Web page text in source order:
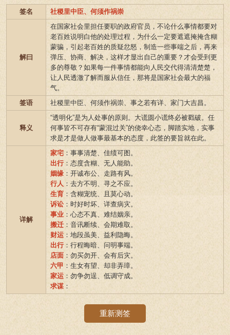
签名 社稷里中臣、何须作祸崇
解曰
在国家社会里担任要职的政府官员，不论什么事情都要对
老百姓说明白他的处理过程，为什么一定要遮遮掩掩含糊
蒙骗，引起老百姓的质疑忿怒，制造一些事端之后，再来
弹压、协商、解决，这样才显出自己的重要？才会受到更
多的尊敬？如果每一件事情都能向人民交代得清清楚楚，
让人民透澈了解而服从信任，那将是国家社会最大的福
气。
签语
社稷里中臣、何须作祸崇、事之若有详、家门大吉昌。
释义
“透明化”是为人处事的原则。大谎圆小谎终必被戳破。任
何事皆不可存有“蒙混过关”的侥幸心态，脚踏实地，实事
求是才是做人做事最基本的态度，此签的要旨就在此。
详解
家宅 ：事事清楚、佳绩可图。
出行 ：态度含糊、无人能助。
姻缘 ：开诚布公、走路有风。
行人 ：去方不明、寻之不应。
生育 ：含糊宠统、且莫心动。
诉讼 ：时好时坏、详查病灾。
事业 ：心态不真、难结姻亲。
搬迁 ：音讯断续、会期难取。
财运 ：地段虽美、益利隐晦。
出行 ：行程晦暗、问明事端。
店面 ：勿买勿开、会有后灾。
六甲 ：生女有望、却非弄璋。
家运 ：勿争勿逞、低调守成。
求谋 ：
重新测签